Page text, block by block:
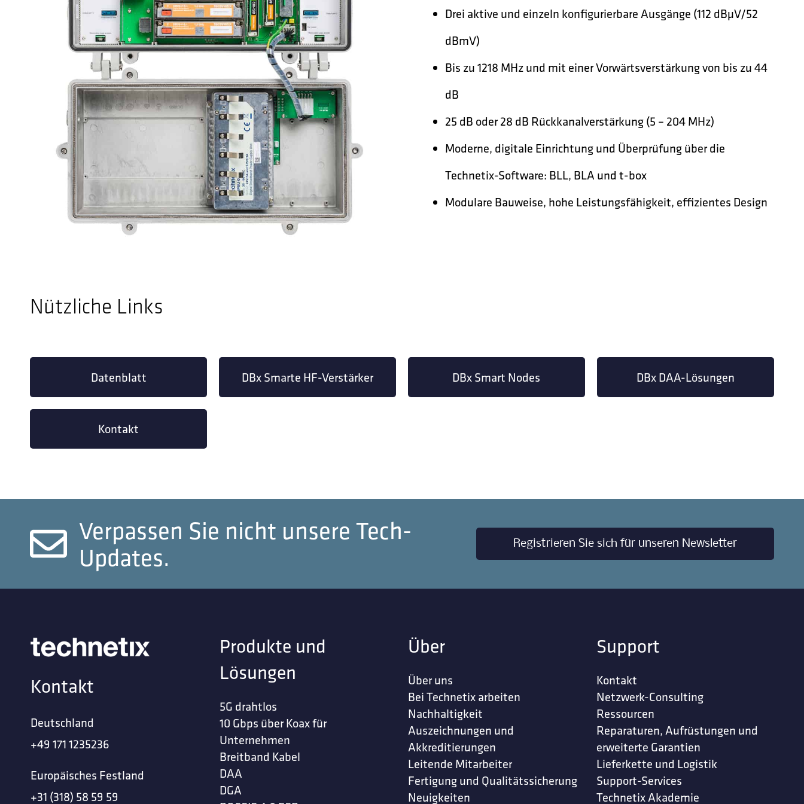
Drei aktive und einzeln konfigurierbare Ausgänge (112 dBµV/52
dBmV)
Bis zu 1218 MHz und mit einer Vorwärtsverstärkung von bis zu 44
dB
25 dB oder 28 dB Rückkanalverstärkung (5 – 204 MHz)
Moderne, digitale Einrichtung und Überprüfung über die
Technetix-Software: BLL, BLA und t-box
Modulare Bauweise, hohe Leistungsfähigkeit, effizientes Design
Nützliche Links
Datenblatt DBx Smarte HF-Verstärker DBx Smart Nodes DBx DAA-Lösungen
Kontakt
Verpassen Sie nicht unsere Tech-
Updates.
Registrieren Sie sich für unseren Newsletter
Kontakt
Deutschland
+49 171 1235236
Europäisches Festland
+31 (318) 58 59 59
Produkte und
Lösungen
5G drahtlos
10 Gbps über Koax für
Unternehmen
Breitband Kabel
DAA
DGA
Über
Über uns
Bei Technetix arbeiten
Nachhaltigkeit
Auszeichnungen und
Akkreditierungen
Leitende Mitarbeiter
Fertigung und Qualitätssicherung
Neuigkeiten
Support
Kontakt
Netzwerk-Consulting
Ressourcen
Reparaturen, Aufrüstungen und
erweiterte Garantien
Lieferkette und Logistik
Support-Services
Technetix Akademie